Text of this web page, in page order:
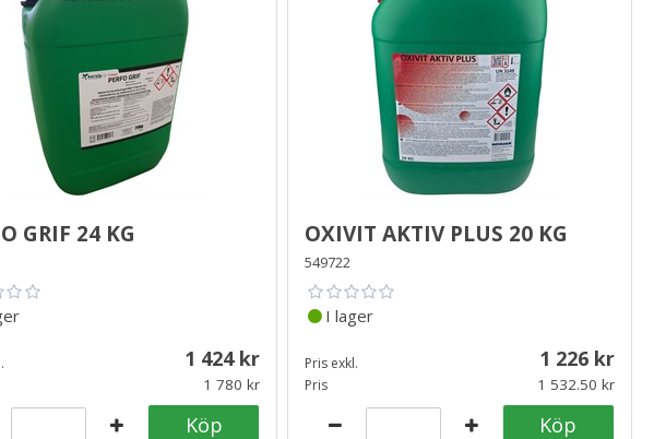
Grif 24 kg
1 424
1 780
Köp
Oxivit Aktiv Plus 20 kg
549722
I lager
Pris exkl. 1 226
Pris 1 532.50
Köp